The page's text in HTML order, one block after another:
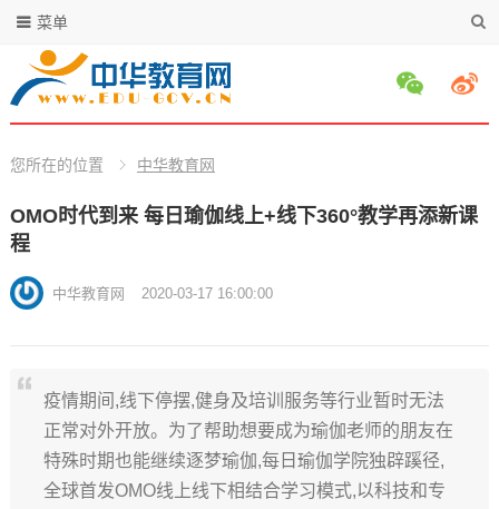
菜单
您所在的位置 中华教育网
OMO时代到来 每日瑜伽线上+线下360°教学再添新课
程
中华教育网 2020-03-17 16:00:00
疫情期间,线下停摆,健身及培训服务等行业暂时无法
正常对外开放。为了帮助想要成为瑜伽老师的朋友在
特殊时期也能继续逐梦瑜伽,每日瑜伽学院独辟蹊径,
全球首发OMO线上线下相结合学习模式,以科技和专